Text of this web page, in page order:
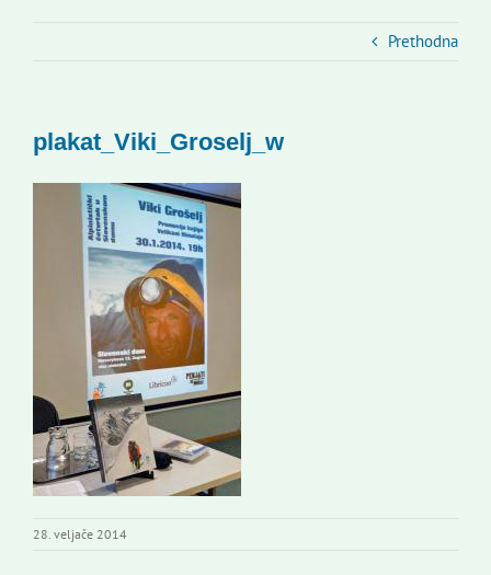
Kontakti
Novi odmev – naše glasilo
Izdavaštvo
Korisne informacije
Prethodna
plakat_Viki_Groselj_w
28. veljače 2014